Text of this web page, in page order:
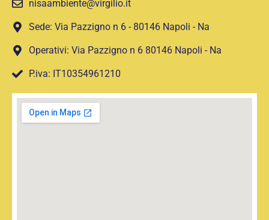
nisaambiente@virgilio.it
Sede: Via Pazzigno n 6 - 80146 Napoli - Na
Operativi: Via Pazzigno n 6 80146 Napoli - Na
P.iva: IT10354961210